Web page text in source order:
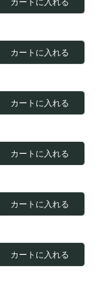
カートに入れる
カートに入れる
カートに入れる
カートに入れる
カートに入れる